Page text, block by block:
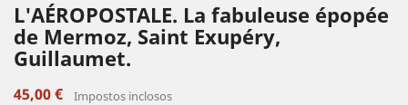
L'AÉROPOSTALE. La fabuleuse épopée
de Mermoz, Saint Exupéry,
Guillaumet.
45,00 € Impostos inclosos